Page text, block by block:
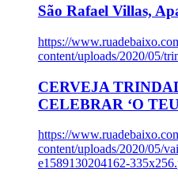
São Rafael Villas,
https://
content/uploads/2020/05/
CERVEJA
CELEBRAR ‘O
https://
content/uploads/2020/05/
e1589130204162-